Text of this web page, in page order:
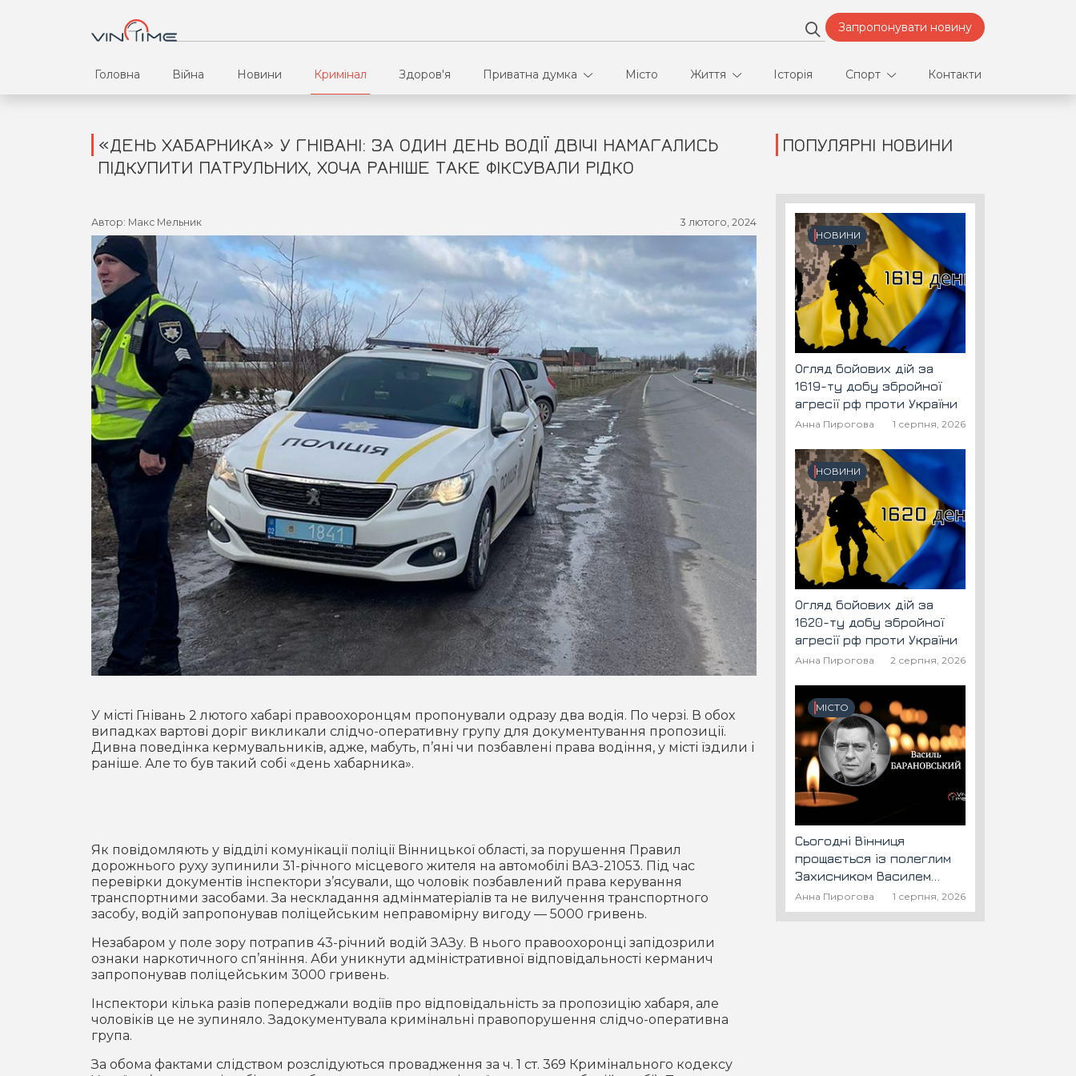
Запропонувати новину
Головна Війна Новини Кримінал Здоров'я Приватна думка
В кулуарах
Місто Життя
Відео
Партнери
Історія Спорт
Футбол
Контакти
«ДЕНЬ ХАБАРНИКА» У ГНІВАНІ: ЗА ОДИН ДЕНЬ ВОДІЇ ДВІЧІ НАМАГАЛИСЬ
ПІДКУПИТИ ПАТРУЛЬНИХ, ХОЧА РАНІШЕ ТАКЕ ФІКСУВАЛИ РІДКО
Автор: Макс Мельник 3 лютого, 2024
У місті Гнівань 2 лютого хабарі правоохоронцям пропонували одразу два водія. По черзі. В обох
випадках вартові доріг викликали слідчо-оперативну групу для документування пропозиції.
Дивна поведінка кермувальників, адже, мабуть, п’яні чи позбавлені права водіння, у місті їздили і
раніше. Але то був такий собі «день хабарника».
Як повідомляють у відділі комунікації поліції Вінницької області, за порушення Правил
дорожнього руху зупинили 31-річного місцевого жителя на автомобілі ВАЗ-21053. Під час
перевірки документів інспектори з’ясували, що чоловік позбавлений права керування
транспортними засобами. За нескладання адмінматеріалів та не вилучення транспортного
засобу, водій запропонував поліцейським неправомірну вигоду — 5000 гривень.
Незабаром у поле зору потрапив 43-річний водій ЗАЗу. В нього правоохоронці запідозрили
ознаки наркотичного сп’яніння. Аби уникнути адміністративної відповідальності керманич
запропонував поліцейським 3000 гривень.
Інспектори кілька разів попереджали водіїв про відповідальність за пропозицію хабаря, але
чоловіків це не зупиняло. Задокументувала кримінальні правопорушення слідчо-оперативна
група.
За обома фактами слідством розслідуються провадження за ч. 1 ст. 369 Кримінального кодексу
ПОПУЛЯРНІ НОВИНИ
НОВИНИ
Огляд бойових дій за
1619-ту добу збройної
агресії рф проти України
Анна Пирогова 1 серпня, 2026
НОВИНИ
Огляд бойових дій за
1620-ту добу збройної
агресії рф проти України
Анна Пирогова 2 серпня, 2026
МІСТО
Сьогодні Вінниця
прощається із полеглим
Захисником Василем
Барановським "Шторм"
Анна Пирогова 1 серпня, 2026